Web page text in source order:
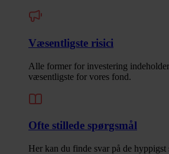
Væsentligste risici
Alle former for investering
væsentligste for vores fond.
Ofte stillede spørgsmål
Her kan du finde svar på de hyppigst